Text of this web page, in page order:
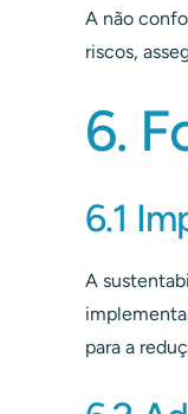
A não
riscos,
6.
6.1
A
para a